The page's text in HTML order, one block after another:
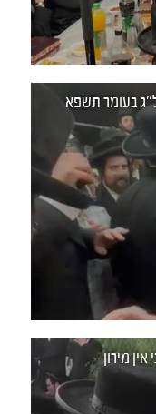
ל"ג בעומר תשפא
אין מירון